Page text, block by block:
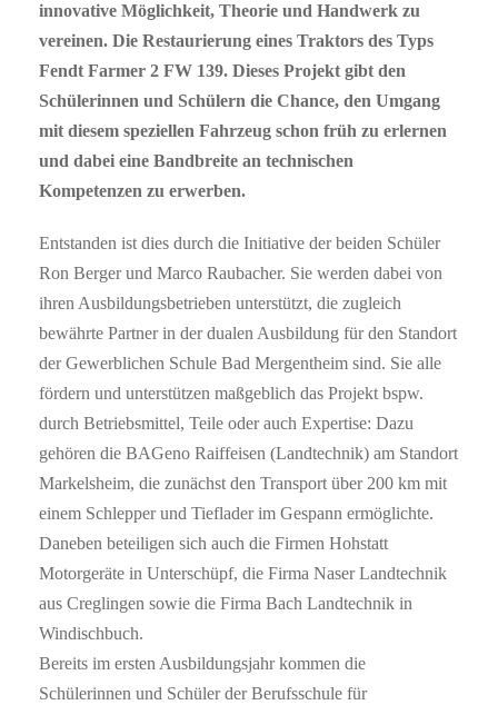
innovative Möglichkeit, Theorie und Handwerk zu
vereinen. Die Restaurierung eines Traktors des Typs
Fendt Farmer 2 FW 139. Dieses Projekt gibt den
Schülerinnen und Schülern die Chance, den Umgang
mit diesem speziellen Fahrzeug schon früh zu erlernen
und dabei eine Bandbreite an technischen
Kompetenzen zu erwerben.
Entstanden ist dies durch die Initiative der beiden Schüler
Ron Berger und Marco Raubacher. Sie werden dabei von
ihren Ausbildungsbetrieben unterstützt, die zugleich
bewährte Partner in der dualen Ausbildung für den Standort
der Gewerblichen Schule Bad Mergentheim sind. Sie alle
fördern und unterstützen maßgeblich das Projekt bspw.
durch Betriebsmittel, Teile oder auch Expertise: Dazu
gehören die BAGeno Raiffeisen (Landtechnik) am Standort
Markelsheim, die zunächst den Transport über 200 km mit
einem Schlepper und Tieflader im Gespann ermöglichte.
Daneben beteiligen sich auch die Firmen Hohstatt
Motorgeräte in Unterschüpf, die Firma Naser Landtechnik
aus Creglingen sowie die Firma Bach Landtechnik in
Windischbuch.
Bereits im ersten Ausbildungsjahr kommen die
Schülerinnen und Schüler der Berufsschule für